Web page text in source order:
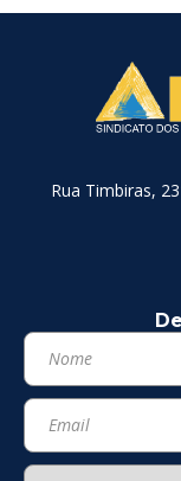
Rua Timbiras,